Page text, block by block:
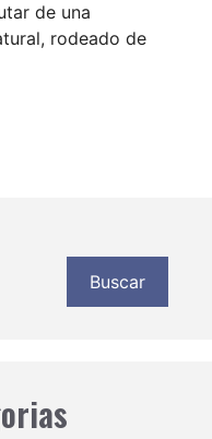
de una
rodeado de
Buscar